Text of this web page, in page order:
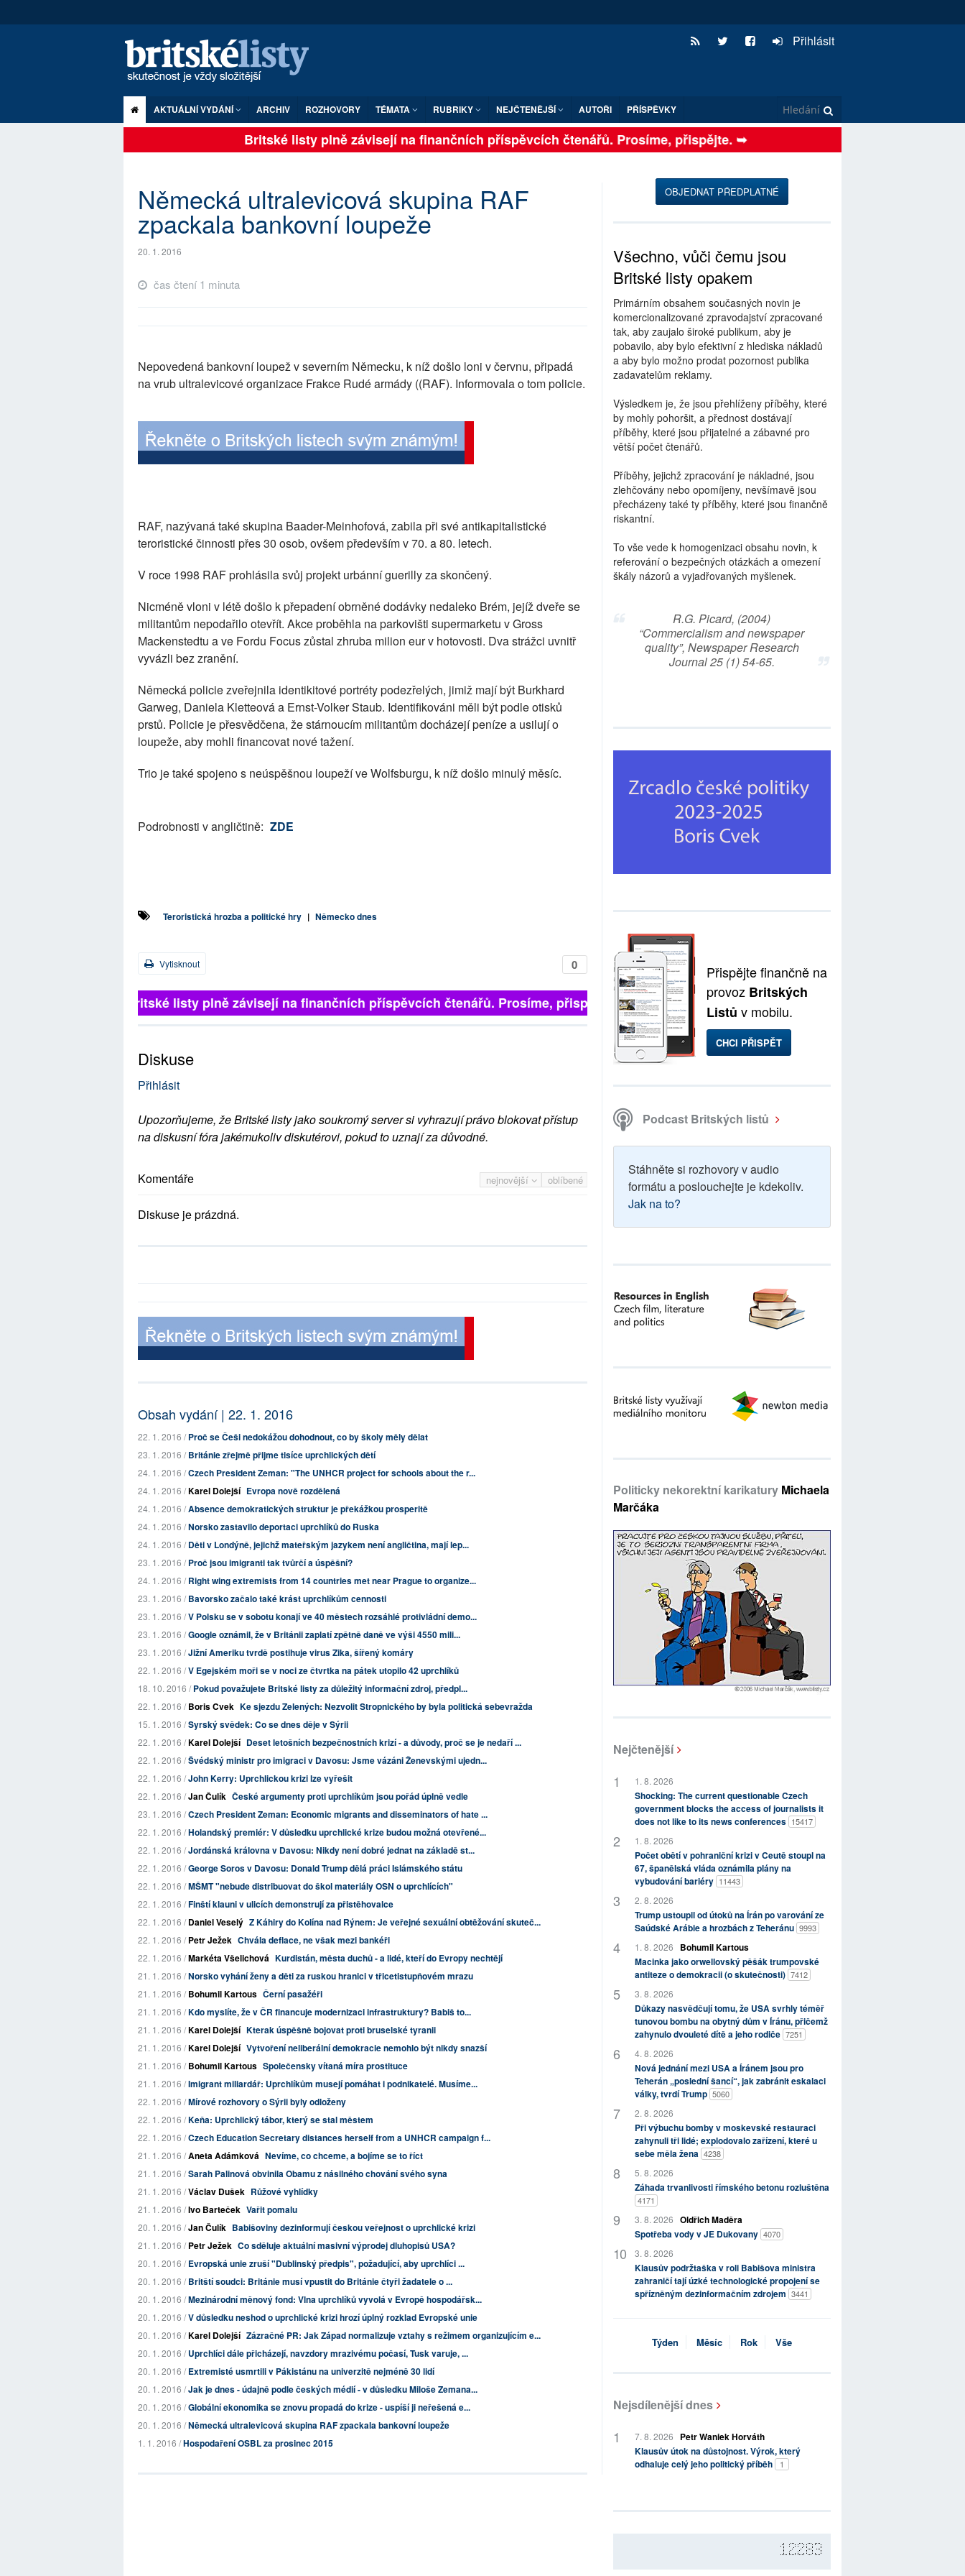
Přihlásit
AKTUÁLNÍ VYDÁNÍ ARCHIV ROZHOVORY TÉMATA RUBRIKY NEJČTENĚJŠÍ AUTOŘI PŘÍSPĚVKY
Britské listy plně závisejí na finančních příspěvcích čtenářů. Prosíme, přispějte. ➥
Německá ultralevicová skupina RAF
zpackala bankovní loupeže
20. 1. 2016
čas čtení 1 minuta
Nepovedená bankovní loupež v severním Německu, k níž došlo loni v červnu, připadá
na vrub ultralevicové organizace Frakce Rudé armády ((RAF). Informovala o tom policie.
RAF, nazývaná také skupina Baader-Meinhofová, zabila při své antikapitalistické
teroristické činnosti přes 30 osob, ovšem především v 70. a 80. letech.
V roce 1998 RAF prohlásila svůj projekt urbánní guerilly za skončený.
Nicméně vloni v létě došlo k přepadení obrněné dodávky nedaleko Brém, jejíž dveře se
militantům nepodařilo otevřít. Akce proběhla na parkovišti supermarketu v Gross
Mackenstedtu a ve Fordu Focus zůstal zhruba milion eur v hotovosti. Dva strážci uvnitř
vyvázli bez zranění.
Německá policie zveřejnila identikitové portréty podezřelých, jimiž mají být Burkhard
Garweg, Daniela Kletteová a Ernst-Volker Staub. Identifikováni měli být podle otisků
prstů. Policie je přesvědčena, že stárnoucím militantům docházejí peníze a usilují o
loupeže, aby mohli financovat nové tažení.
Trio je také spojeno s neúspěšnou loupeží ve Wolfsburgu, k níž došlo minulý měsíc.
Podrobnosti v angličtině: ZDE
Teroristická hrozba a politické hry | Německo dnes
0
Vytisknout
Britské listy plně závisejí na finančních příspěvcích čtenářů. Prosíme, přispějte. ➥
Diskuse
Přihlásit
Upozorňujeme, že Britské listy jako soukromý server si vyhrazují právo blokovat přístup
na diskusní fóra jakémukoliv diskutérovi, pokud to uznají za důvodné.
nejnovější oblíbené
Komentáře
Diskuse je prázdná.
Obsah vydání | 22. 1. 2016
22. 1. 2016 /Proč se Češi nedokážou dohodnout, co by školy měly dělat
23. 1. 2016 /Británie zřejmě přijme tisíce uprchlických dětí
24. 1. 2016 /Czech President Zeman: "The UNHCR project for schools about the r...
24. 1. 2016 /Karel Dolejší Evropa nově rozdělená
24. 1. 2016 /Absence demokratických struktur je překážkou prosperitě
24. 1. 2016 /Norsko zastavilo deportaci uprchlíků do Ruska
24. 1. 2016 /Děti v Londýně, jejichž mateřským jazykem není angličtina, mají lep...
23. 1. 2016 /Proč jsou imigranti tak tvůrčí a úspěšní?
24. 1. 2016 /Right wing extremists from 14 countries met near Prague to organize...
23. 1. 2016 /Bavorsko začalo také krást uprchlíkům cennosti
23. 1. 2016 /V Polsku se v sobotu konají ve 40 městech rozsáhlé protivládní demo...
23. 1. 2016 /Google oznámil, že v Británii zaplatí zpětně daně ve výši 4550 mili...
23. 1. 2016 /Jižní Ameriku tvrdě postihuje virus Zika, šířený komáry
22. 1. 2016 /V Egejském moři se v noci ze čtvrtka na pátek utopilo 42 uprchlíků
18. 10. 2016 /Pokud považujete Britské listy za důležitý informační zdroj, předpl...
22. 1. 2016 /Boris Cvek Ke sjezdu Zelených: Nezvolit Stropnického by byla politická sebevražda
15. 1. 2016 /Syrský svědek: Co se dnes děje v Sýrii
22. 1. 2016 /Karel Dolejší Deset letošních bezpečnostních krizí - a důvody, proč se je nedaří ...
22. 1. 2016 /Švédský ministr pro imigraci v Davosu: Jsme vázáni Ženevskými ujedn...
22. 1. 2016 /John Kerry: Uprchlickou krizi lze vyřešit
22. 1. 2016 /Jan Čulík České argumenty proti uprchlíkům jsou pořád úplně vedle
23. 1. 2016 /Czech President Zeman: Economic migrants and disseminators of hate ...
22. 1. 2016 /Holandský premiér: V důsledku uprchlické krize budou možná otevřené...
22. 1. 2016 /Jordánská královna v Davosu: Nikdy není dobré jednat na základě st...
22. 1. 2016 /George Soros v Davosu: Donald Trump dělá práci Islámského státu
22. 1. 2016 /MŠMT "nebude distribuovat do škol materiály OSN o uprchlících"
22. 1. 2016 /Finští klauni v ulicích demonstrují za přistěhovalce
22. 1. 2016 /Daniel Veselý Z Káhiry do Kolína nad Rýnem: Je veřejné sexuální obtěžování skuteč...
22. 1. 2016 /Petr Ježek Chvála deflace, ne však mezi bankéři
22. 1. 2016 /Markéta Všelichová Kurdistán, města duchů - a lidé, kteří do Evropy nechtějí
21. 1. 2016 /Norsko vyhání ženy a děti za ruskou hranici v třicetistupňovém mrazu
21. 1. 2016 /Bohumil Kartous Černí pasažéři
21. 1. 2016 /Kdo myslíte, že v ČR financuje modernizaci infrastruktury? Babiš to...
21. 1. 2016 /Karel Dolejší Kterak úspěšně bojovat proti bruselské tyranii
21. 1. 2016 /Karel Dolejší Vytvoření neliberální demokracie nemohlo být nikdy snazší
21. 1. 2016 /Bohumil Kartous Společensky vítaná míra prostituce
21. 1. 2016 /Imigrant miliardář: Uprchlíkům musejí pomáhat i podnikatelé. Musíme...
22. 1. 2016 /Mírové rozhovory o Sýrii byly odloženy
22. 1. 2016 /Keňa: Uprchlický tábor, který se stal městem
22. 1. 2016 /Czech Education Secretary distances herself from a UNHCR campaign f...
21. 1. 2016 /Aneta Adámková Nevíme, co chceme, a bojíme se to říct
21. 1. 2016 /Sarah Palinová obvinila Obamu z násilného chování svého syna
21. 1. 2016 /Václav Dušek Růžové vyhlídky
21. 1. 2016 /Ivo Barteček Vařit pomalu
20. 1. 2016 /Jan Čulík Babišoviny dezinformují českou veřejnost o uprchlické krizi
21. 1. 2016 /Petr Ježek Co sděluje aktuální masivní výprodej dluhopisů USA?
20. 1. 2016 /Evropská unie zruší "Dublinský předpis", požadující, aby uprchlíci ...
20. 1. 2016 /Britští soudci: Británie musí vpustit do Británie čtyři žadatele o ...
20. 1. 2016 /Mezinárodní měnový fond: Vlna uprchlíků vyvolá v Evropě hospodářsk...
20. 1. 2016 /V důsledku neshod o uprchlické krizi hrozí úplný rozklad Evropské unie
20. 1. 2016 /Karel Dolejší Zázračné PR: Jak Západ normalizuje vztahy s režimem organizujícím e...
20. 1. 2016 /Uprchlíci dále přicházejí, navzdory mrazivému počasí, Tusk varuje, ...
20. 1. 2016 /Extremisté usmrtili v Pákistánu na univerzitě nejméně 30 lidí
20. 1. 2016 /Jak je dnes - údajně podle českých médií - v důsledku Miloše Zemana...
20. 1. 2016 /Globální ekonomika se znovu propadá do krize - uspíší ji neřešená e...
20. 1. 2016 /Německá ultralevicová skupina RAF zpackala bankovní loupeže
1. 1. 2016 /Hospodaření OSBL za prosinec 2015
OBJEDNAT PŘEDPLATNÉ
Všechno, vůči čemu jsou
Britské listy opakem
Primárním obsahem současných novin je
komercionalizované zpravodajství zpracované
tak, aby zaujalo široké publikum, aby je
pobavilo, aby bylo efektivní z hlediska nákladů
a aby bylo možno prodat pozornost publika
zadavatelům reklamy.
Výsledkem je, že jsou přehlíženy příběhy, které
by mohly pohoršit, a přednost dostávají
příběhy, které jsou přijatelné a zábavné pro
větší počet čtenářů.
Příběhy, jejichž zpracování je nákladné, jsou
zlehčovány nebo opomíjeny, nevšímavě jsou
přecházeny také ty příběhy, které jsou finančně
riskantní.
To vše vede k homogenizaci obsahu novin, k
referování o bezpečných otázkách a omezení
škály názorů a vyjadřovaných myšlenek.
R.G. Picard, (2004)
“Commercialism and newspaper
quality”, Newspaper Research
Journal 25 (1) 54-65.
Přispějte finančně na
provoz Britských
Listů v mobilu.
CHCI PŘISPĚT
Podcast Britských listů
Stáhněte si rozhovory v audio
formátu a poslouchejte je kdekoliv.
Jak na to?
Politicky nekorektní karikatury Michaela
Marčáka
Nejčtenější
1. 8. 2026
Shocking: The current questionable Czech
government blocks the access of journalists it
does not like to its news conferences 15417
1. 8. 2026
Počet obětí v pohraniční krizi v Ceutě stoupl na
67, španělská vláda oznámila plány na
vybudování bariéry 11443
2. 8. 2026
Trump ustoupil od útoků na Írán po varování ze
Saúdské Arábie a hrozbách z Teheránu 9993
1. 8. 2026
Bohumil Kartous
Macinka jako orwellovský pěšák trumpovské
antiteze o demokracii (o skutečnosti) 7412
3. 8. 2026
Důkazy nasvědčují tomu, že USA svrhly téměř
tunovou bombu na obytný dům v Íránu, přičemž
zahynulo dvouleté dítě a jeho rodiče 7251
4. 8. 2026
Nová jednání mezi USA a Íránem jsou pro
Teherán „poslední šancí“, jak zabránit eskalaci
války, tvrdí Trump 5060
2. 8. 2026
Při výbuchu bomby v moskevské restauraci
zahynuli tři lidé; explodovalo zařízení, které u
sebe měla žena 4238
5. 8. 2026
Záhada trvanlivosti římského betonu rozluštěna
4171
3. 8. 2026 Oldřich Maděra
Spotřeba vody v JE Dukovany 4070
3. 8. 2026
Klausův podržtaška v roli Babišova ministra
zahraničí tají úzké technologické propojení se
spřízněným dezinformačním zdrojem 3441
Týden Měsíc Rok Vše
Nejsdílenější dnes
7. 8. 2026
Petr Waniek Horváth
Klausův útok na důstojnost. Výrok, který
odhaluje celý jeho politický příběh
1
12283